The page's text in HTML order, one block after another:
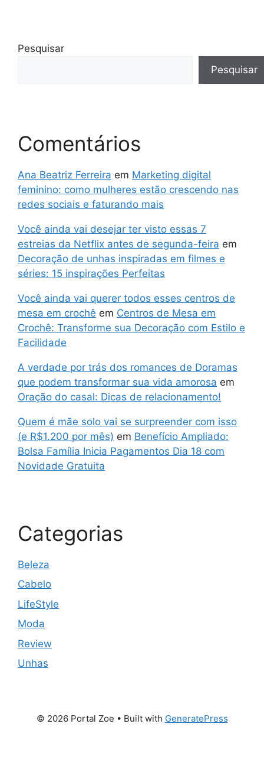
Pesquisar
Pesquisar
Comentários
Ana Beatriz Ferreira em Marketing digital
feminino: como mulheres estão crescendo nas
redes sociais e faturando mais
Você ainda vai desejar ter visto essas 7
estreias da Netflix antes de segunda-feira em
Decoração de unhas inspiradas em filmes e
séries: 15 inspirações Perfeitas
Você ainda vai querer todos esses centros de
mesa em crochê em Centros de Mesa em
Crochê: Transforme sua Decoração com Estilo e
Facilidade
A verdade por trás dos romances de Doramas
que podem transformar sua vida amorosa em
Oração do casal: Dicas de relacionamento!
Quem é mãe solo vai se surpreender com isso
(e R$1.200 por mês) em Benefício Ampliado:
Bolsa Família Inicia Pagamentos Dia 18 com
Novidade Gratuita
Categorias
Beleza
Cabelo
LifeStyle
Moda
Review
Unhas
© 2026 Portal Zoe • Built with GeneratePress